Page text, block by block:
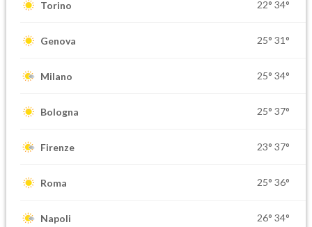
Torino 22° 34°
Genova 25° 31°
Milano 25° 34°
Bologna 25° 37°
Firenze 23° 37°
Roma 25° 36°
Napoli 26° 34°